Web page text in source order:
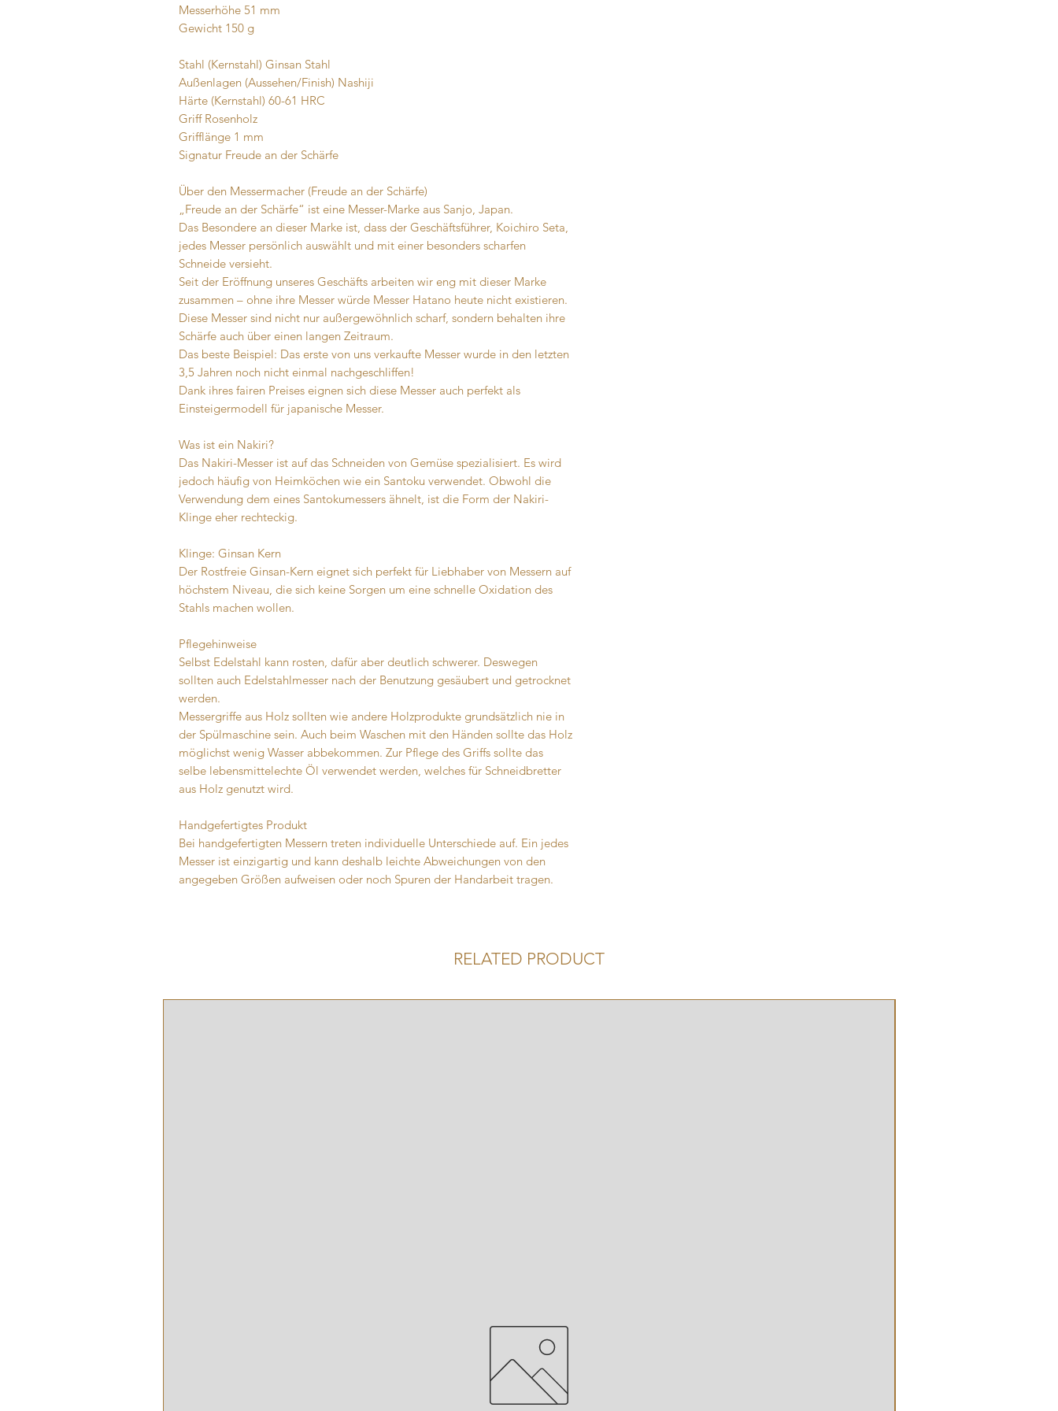
Messerhöhe 51 mm
Gewicht 150 g
Stahl (Kernstahl) Ginsan Stahl
Außenlagen (Aussehen/Finish) Nashiji
Härte (Kernstahl) 60-61 HRC
Griff Rosenholz
Grifflänge 1 mm
Signatur Freude an der Schärfe
Über den Messermacher (Freude an der Schärfe)
„Freude an der Schärfe“ ist eine Messer-Marke aus Sanjo, Japan.
Das Besondere an dieser Marke ist, dass der Geschäftsführer, Koichiro Seta,
jedes Messer persönlich auswählt und mit einer besonders scharfen
Schneide versieht.
Seit der Eröffnung unseres Geschäfts arbeiten wir eng mit dieser Marke
zusammen – ohne ihre Messer würde Messer Hatano heute nicht existieren.
Diese Messer sind nicht nur außergewöhnlich scharf, sondern behalten ihre
Schärfe auch über einen langen Zeitraum.
Das beste Beispiel: Das erste von uns verkaufte Messer wurde in den letzten
3,5 Jahren noch nicht einmal nachgeschliffen!
Dank ihres fairen Preises eignen sich diese Messer auch perfekt als
Einsteigermodell für japanische Messer.
Was ist ein Nakiri?
Das Nakiri-Messer ist auf das Schneiden von Gemüse spezialisiert. Es wird
jedoch häufig von Heimköchen wie ein Santoku verwendet. Obwohl die
Verwendung dem eines Santokumessers ähnelt, ist die Form der Nakiri-
Klinge eher rechteckig.
Klinge: Ginsan Kern
Der Rostfreie Ginsan-Kern eignet sich perfekt für Liebhaber von Messern auf
höchstem Niveau, die sich keine Sorgen um eine schnelle Oxidation des
Stahls machen wollen.
Pflegehinweise
Selbst Edelstahl kann rosten, dafür aber deutlich schwerer. Deswegen
sollten auch Edelstahlmesser nach der Benutzung gesäubert und getrocknet
werden.
Messergriffe aus Holz sollten wie andere Holzprodukte grundsätzlich nie in
der Spülmaschine sein. Auch beim Waschen mit den Händen sollte das Holz
möglichst wenig Wasser abbekommen. Zur Pflege des Griffs sollte das
selbe lebensmittelechte Öl verwendet werden, welches für Schneidbretter
aus Holz genutzt wird.
Handgefertigtes Produkt
Bei handgefertigten Messern treten individuelle Unterschiede auf. Ein jedes
Messer ist einzigartig und kann deshalb leichte Abweichungen von den
angegeben Größen aufweisen oder noch Spuren der Handarbeit tragen.
RELATED PRODUCT